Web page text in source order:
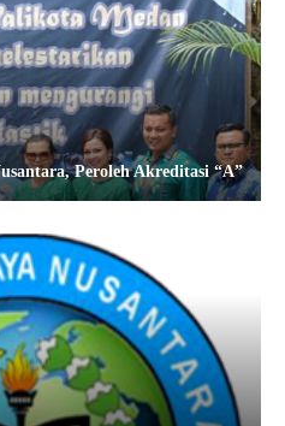
Peroleh Akreditasi “A”